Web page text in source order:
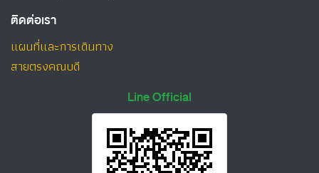
ติดต่อเรา
แผนที่และการเดินทาง
สายตรงคณบดี
Line Official